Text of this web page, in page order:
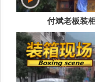
付斌老板装